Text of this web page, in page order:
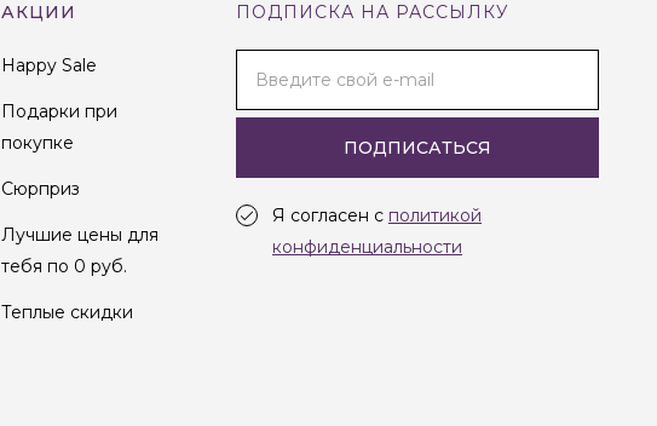
ПОДПИСКА НА РАССЫЛКУ
Введите свой e-mail
ПОДПИСАТЬСЯ
Я согласен с политикой
конфиденциальности
АКЦИИ
Happy Sale
Подарки при
покупке
Сюрприз
Лучшие цены для
тебя по 0 руб.
Теплые скидки